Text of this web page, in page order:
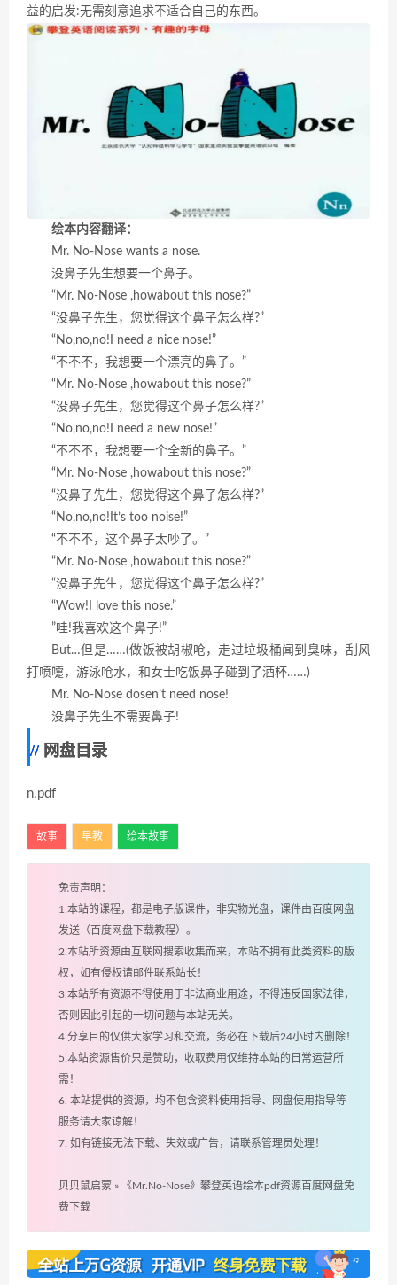
益的启发:无需刻意追求不适合自己的东西。
绘本内容翻译：
Mr. No-Nose wants a nose.
没鼻子先生想要一个鼻子。
“Mr. No-Nose ,howabout this nose?”
“没鼻子先生，您觉得这个鼻子怎么样?”
“No,no,no!I need a nice nose!”
“不不不，我想要一个漂亮的鼻子。”
“Mr. No-Nose ,howabout this nose?”
“没鼻子先生，您觉得这个鼻子怎么样?”
“No,no,no!I need a new nose!”
“不不不，我想要一个全新的鼻子。”
“Mr. No-Nose ,howabout this nose?”
“没鼻子先生，您觉得这个鼻子怎么样?”
“No,no,no!It’s too noise!”
“不不不，这个鼻子太吵了。”
“Mr. No-Nose ,howabout this nose?”
“没鼻子先生，您觉得这个鼻子怎么样?”
“Wow!I love this nose.”
”哇!我喜欢这个鼻子!”
But…但是……(做饭被胡椒呛，走过垃圾桶闻到臭味，刮风
打喷嚏，游泳呛水，和女士吃饭鼻子碰到了酒杯……)
Mr. No-Nose dosen’t need nose!
没鼻子先生不需要鼻子!
网盘目录
n.pdf
故事 早教 绘本故事
免责声明：
1.本站的课程，都是电子版课件，非实物光盘，课件由百度网盘
发送（百度网盘下载教程）。
2.本站所资源由互联网搜索收集而来，本站不拥有此类资料的版
权，如有侵权请邮件联系站长！
3.本站所有资源不得使用于非法商业用途，不得违反国家法律，
否则因此引起的一切问题与本站无关。
4.分享目的仅供大家学习和交流，务必在下载后24小时内删除！
5.本站资源售价只是赞助，收取费用仅维持本站的日常运营所
需！
6. 本站提供的资源，均不包含资料使用指导、网盘使用指导等
服务请大家谅解！
7. 如有链接无法下载、失效或广告，请联系管理员处理！
贝贝鼠启蒙 »
《Mr.No-Nose》攀登英语绘本pdf资源百度网盘免
费下载